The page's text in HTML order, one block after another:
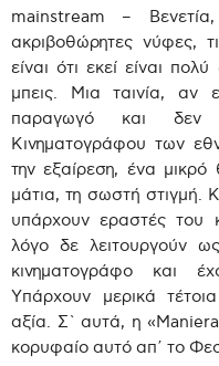
mainstream –
ακριβοθώρητες νύφες,
είναι ότι εκεί είναι
μπεις. Μια ταινία, αν
παραγωγό και δεν
Κινηματογράφου των
την εξαίρεση, ένα
μάτια, τη σωστή στιγμή.
υπάρχουν εραστές του
λόγο δε λειτουργούν
κινηματογράφο και
Υπάρχουν μερικά
αξία. Σ` αυτά, η
κορυφαίο αυτό απ΄ το